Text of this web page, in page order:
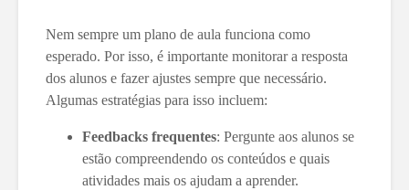
Nem sempre um plano de aula funciona como
esperado. Por isso, é importante monitorar a resposta
dos alunos e fazer ajustes sempre que necessário.
Algumas estratégias para isso incluem:
Feedbacks frequentes: Pergunte aos alunos se
estão compreendendo os conteúdos e quais
atividades mais os ajudam a aprender.